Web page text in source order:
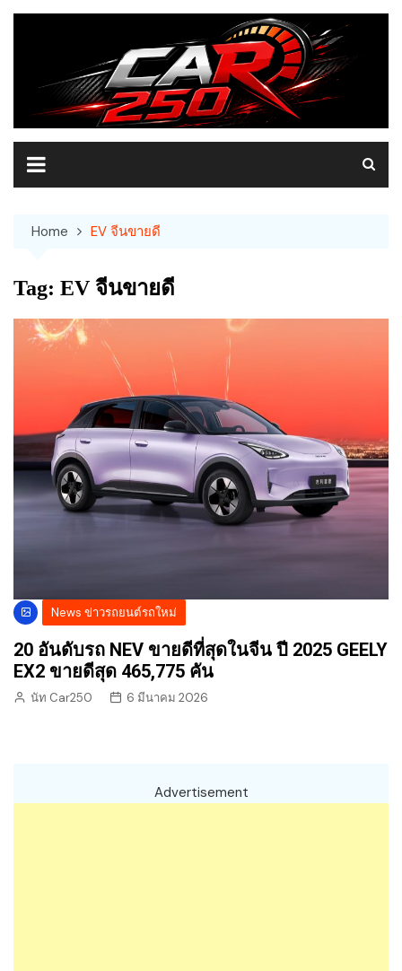
Skip
Home EV จีนขายดี
Tag: EV จีนขายดี
News ข่าวรถยนต์รถใหม่
20 อันดับรถ NEV ขายดีที่สุดในจีน ปี 2025 GEELY
EX2 ขายดีสุด 465,775 คัน
นัท Car250 6 มีนาคม 2026
Advertisement